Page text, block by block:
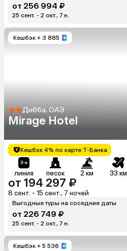
от 256 994 ₽
25 сент. - 2 окт., 7 н.
Кешбэк + 3 885
Дибба, ОАЭ
Mirage Hotel
Кешбэк 4% по карте Т-Банка
линия песок 2 км 33 км
от 194 297 ₽
8 сент. - 15 сент., 7 ночей
Выгодные туры на соседние даты
от 226 749 ₽
25 сент. - 2 окт., 7 н.
Кешбэк + 5 536